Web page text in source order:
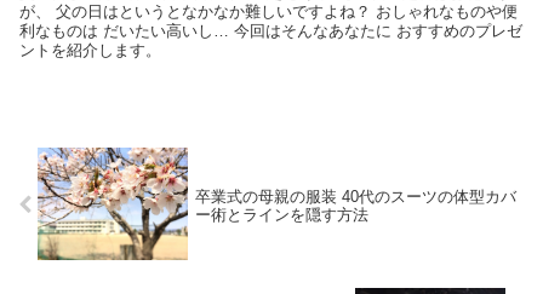
が、 父の日はというとなかなか難しいですよね？ おしゃれなものや便
利なものは だいたい高いし… 今回はそんなあなたに おすすめのプレゼ
ントを紹介します。
卒業式の母親の服装 40代のスーツの体型カバ
ー術とラインを隠す方法